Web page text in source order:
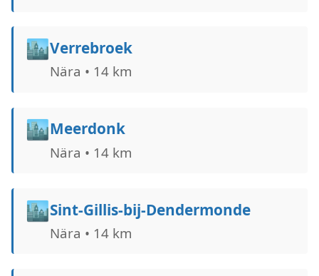
🏙️Verrebroek
Nära • 14 km
🏙️Meerdonk
Nära • 14 km
🏙️Sint-Gillis-bij-Dendermonde
Nära • 14 km